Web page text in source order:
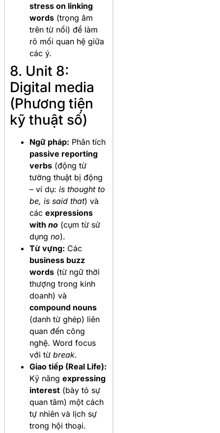
stress on linking
words (trọng âm
trên từ nối) để làm
rõ mối quan hệ giữa
các ý.
8. Unit 8:
Digital media
(Phương tiện
kỹ thuật số)
Ngữ pháp: Phân tích
passive reporting
verbs (động từ
tường thuật bị động
– ví dụ: is thought to
be, is said that) và
các expressions
with no (cụm từ sử
dụng no).
Từ vựng: Các
business buzz
words (từ ngữ thời
thượng trong kinh
doanh) và
compound nouns
(danh từ ghép) liên
quan đến công
nghệ. Word focus
với từ break.
Giao tiếp (Real Life):
Kỹ năng expressing
interest (bày tỏ sự
quan tâm) một cách
tự nhiên và lịch sự
trong hội thoại.